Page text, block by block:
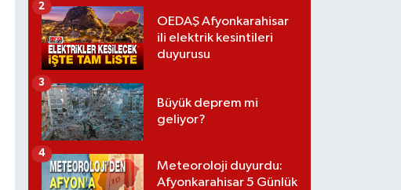
OEDAŞ Afyonkarahisar
ili elektrik kesintileri
duyurusu
2
Büyük deprem mi
geliyor?
3
Meteoroloji duyurdu:
Afyonkarahisar 5 Günlük
4